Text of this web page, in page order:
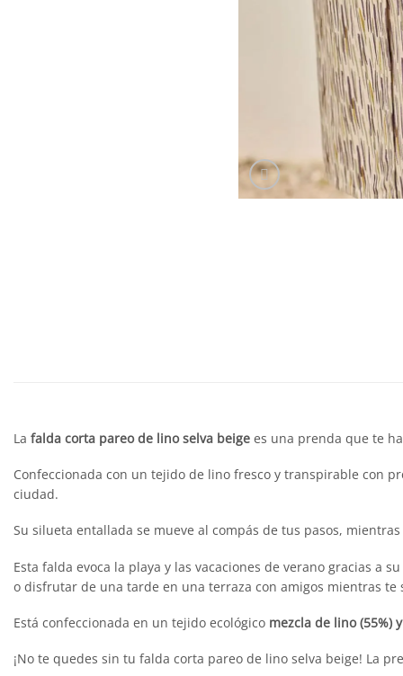
La falda corta pareo de lino selva beige es una prenda que te
Confeccionada con un tejido de lino fresco y transpirable con
ciudad.
Su silueta entallada se mueve al compás de tus pasos,
Esta falda evoca la playa y las vacaciones de verano gracias a
o disfrutar de una tarde en una terraza con amigos mientras te
Está confeccionada en un tejido ecológico mezcla de lino (55%)
¡No te quedes sin tu falda corta pareo de lino selva beige! La